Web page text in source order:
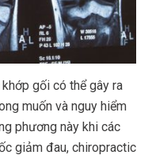
gối có thể gây ra
muốn và nguy hiểm
phương này khi các
giảm đau, chiropractic